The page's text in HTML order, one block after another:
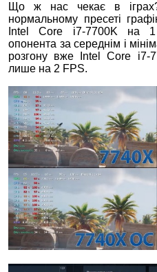
Що ж нас чекає в
нормальному пресеті
Intel Core i7-7700K на
опонента за середнім і
розгону вже Intel Core i7-
лише на 2 FPS.